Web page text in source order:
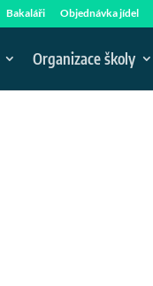
Bakaláři Objednávka jídel
Organizace školy